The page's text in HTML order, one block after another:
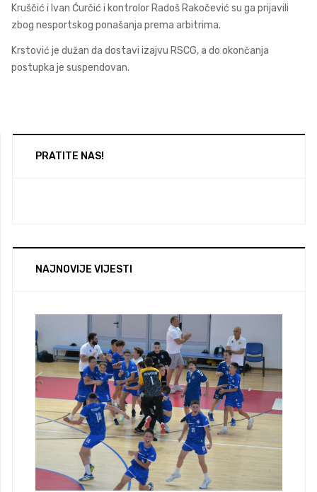
Kruščić i Ivan Ćurčić i kontrolor Radoš Rakočević su ga prijavili
zbog nesportskog ponašanja prema arbitrima.
Krstović je dužan da dostavi izajvu RSCG, a do okončanja
postupka je suspendovan.
PRATITE NAS!
NAJNOVIJE VIJESTI